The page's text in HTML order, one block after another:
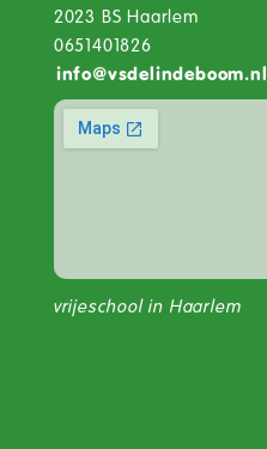
2023 BS Haarlem
0651401826
info@vsdelindeboom.nl
vrijeschool in Haarlem